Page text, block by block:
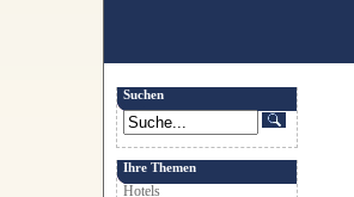
Suchen
Ihre Themen
Hotels